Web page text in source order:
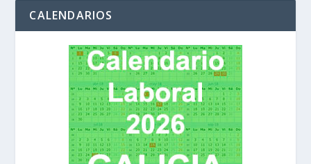
CALENDARIOS